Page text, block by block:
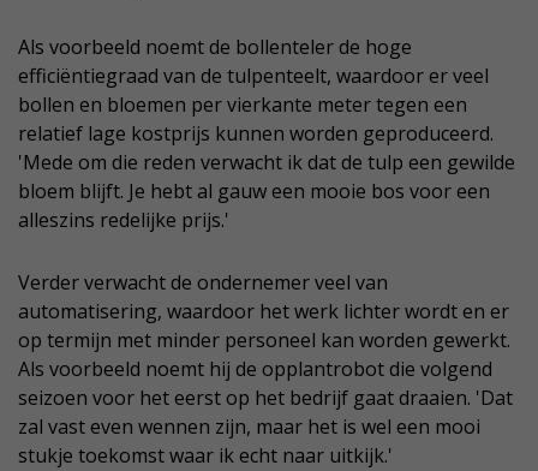
Als voorbeeld noemt de bollenteler de hoge
efficiëntiegraad van de tulpenteelt, waardoor er veel
bollen en bloemen per vierkante meter tegen een
relatief lage kostprijs kunnen worden geproduceerd.
'Mede om die reden verwacht ik dat de tulp een gewilde
bloem blijft. Je hebt al gauw een mooie bos voor een
alleszins redelijke prijs.'
Verder verwacht de ondernemer veel van
automatisering, waardoor het werk lichter wordt en er
op termijn met minder personeel kan worden gewerkt.
Als voorbeeld noemt hij de opplantrobot die volgend
seizoen voor het eerst op het bedrijf gaat draaien. 'Dat
zal vast even wennen zijn, maar het is wel een mooi
stukje toekomst waar ik echt naar uitkijk.'